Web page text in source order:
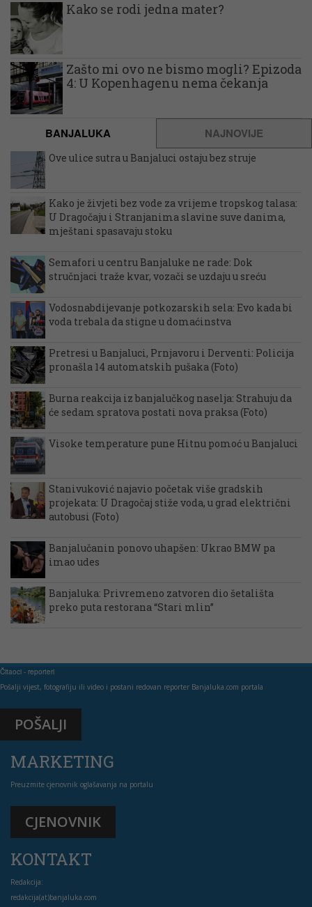
Kako se rodi jedna mater?
Zašto mi ovo ne bismo mogli? Epizoda
4: U Kopenhagenu nema čekanja
BANJALUKA NAJNOVIJE
Ove ulice sutra u Banjaluci ostaju bez struje
Kako je živjeti bez vode za vrijeme tropskog talasa:
U Dragočaju i Stranjanima slavine suve danima,
mještani spasavaju stoku
Semafori u centru Banjaluke ne rade: Dok
stručnjaci traže kvar, vozači se uzdaju u sreću
Vodosnabdijevanje potkozarskih sela: Evo kada bi
voda trebala da stigne u domaćinstva
Pretresi u Banjaluci, Prnjavoru i Derventi: Policija
pronašla 14 automatskih pušaka (Foto)
Burna reakcija iz banjalučkog naselja: Strahuju da
će sedam spratova postati nova praksa (Foto)
Visoke temperature pune Hitnu pomoć u Banjaluci
Stanivuković najavio početak više gradskih
projekata: U Dragočaj stiže voda, u grad električni
autobusi (Foto)
Banjalučanin ponovo uhapšen: Ukrao BMW pa
imao udes
Banjaluka: Privremeno zatvoren dio šetališta
preko puta restorana “Stari mlin”
Čitaoci - reporteri
Pošalji vijest, fotografiju ili video i postani redovan reporter Banjaluka.com portala
POŠALJI
MARKETING
Preuzmite cjenovnik oglašavanja na portalu
CJENOVNIK
KONTAKT
Redakcija:
redakcija(at)banjaluka.com